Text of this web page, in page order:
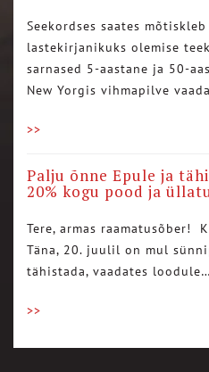
Seekordses saates
lastekirjanikuks olemise
sarnased 5-aastane ja 50-
New Yorgis vihmapilve
>>
Palju õnne Epule ja
20% kogu pood ja
Tere, armas raamatusõber!
Täna, 20. juulil on mul
tähistada, vaadates loodule…
>>